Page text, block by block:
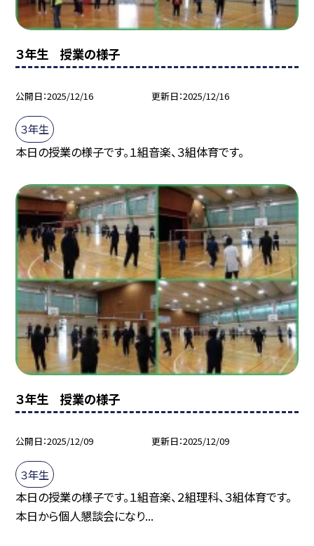
３年生 授業の様子
公開日 2025/12/16 更新日 2025/12/16
３年生
本日の授業の様子です。１組音楽、３組体育です。
３年生 授業の様子
公開日 2025/12/09 更新日 2025/12/09
３年生
本日の授業の様子です。１組音楽、２組理科、３組体育です。
本日から個人懇談会になり...